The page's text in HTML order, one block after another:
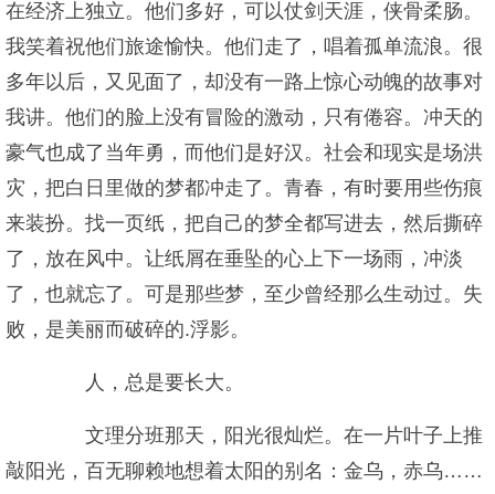
在经济上独立。他们多好，可以仗剑天涯，侠骨柔肠。
我笑着祝他们旅途愉快。他们走了，唱着孤单流浪。很
多年以后，又见面了，却没有一路上惊心动魄的故事对
我讲。他们的脸上没有冒险的激动，只有倦容。冲天的
豪气也成了当年勇，而他们是好汉。社会和现实是场洪
灾，把白日里做的梦都冲走了。青春，有时要用些伤痕
来装扮。找一页纸，把自己的梦全都写进去，然后撕碎
了，放在风中。让纸屑在垂坠的心上下一场雨，冲淡
了，也就忘了。可是那些梦，至少曾经那么生动过。失
败，是美丽而破碎的.浮影。
人，总是要长大。
文理分班那天，阳光很灿烂。在一片叶子上推
敲阳光，百无聊赖地想着太阳的别名：金乌，赤乌……